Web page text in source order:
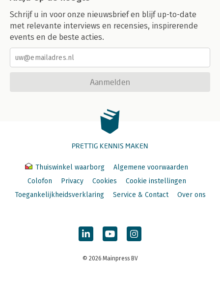
Schrijf u in voor onze nieuwsbrief en blijf up-to-date
met relevante interviews en recensies, inspirerende
events en de beste acties.
Aanmelden
PRETTIG KENNIS MAKEN
Thuiswinkel waarborg
Algemene voorwaarden
Colofon
Privacy Cookies
Cookie instellingen
Toegankelijkheidsverklaring
Service & Contact Over ons
© 2026 Mainpress BV